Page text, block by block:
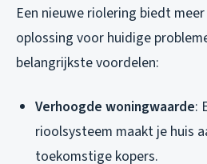
Een nieuwe riolering biedt
oplossing voor huidige
belangrijkste voordelen:
Verhoogde woningwaarde:
rioolsysteem maakt je huis
toekomstige kopers.